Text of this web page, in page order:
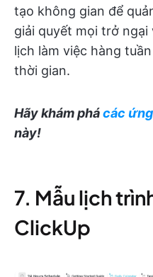
tạo không gian để
giải quyết mọi trở
lịch làm việc hàng
thời gian.
Hãy khám phácác
này!
7. Mẫu lịch
ClickUp